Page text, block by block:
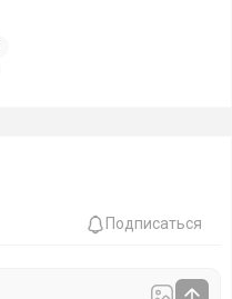
Подписаться